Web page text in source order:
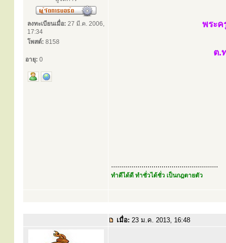
ลงทะเบียนเมื่อ: 27 มี.ค. 2006,
17:34
โพสต์: 8158
อายุ: 0
พระ
ต.
.....................................................
ทำดีได้ดี ทำชั่วได้ชั่ว เป็นกฎตายตัว
เมื่อ: 23 ม.ค. 2013, 16:48